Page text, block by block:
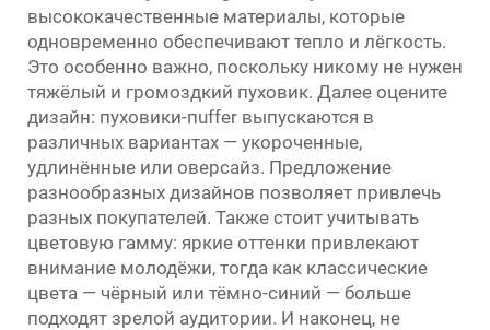
высококачественные материалы, которые
одновременно обеспечивают тепло и лёгкость.
Это особенно важно, поскольку никому не нужен
тяжёлый и громоздкий пуховик. Далее оцените
дизайн: пуховики-пuffer выпускаются в
различных вариантах — укороченные,
удлинённые или оверсайз. Предложение
разнообразных дизайнов позволяет привлечь
разных покупателей. Также стоит учитывать
цветовую гамму: яркие оттенки привлекают
внимание молодёжи, тогда как классические
цвета — чёрный или тёмно-синий — больше
подходят зрелой аудитории. И наконец, не